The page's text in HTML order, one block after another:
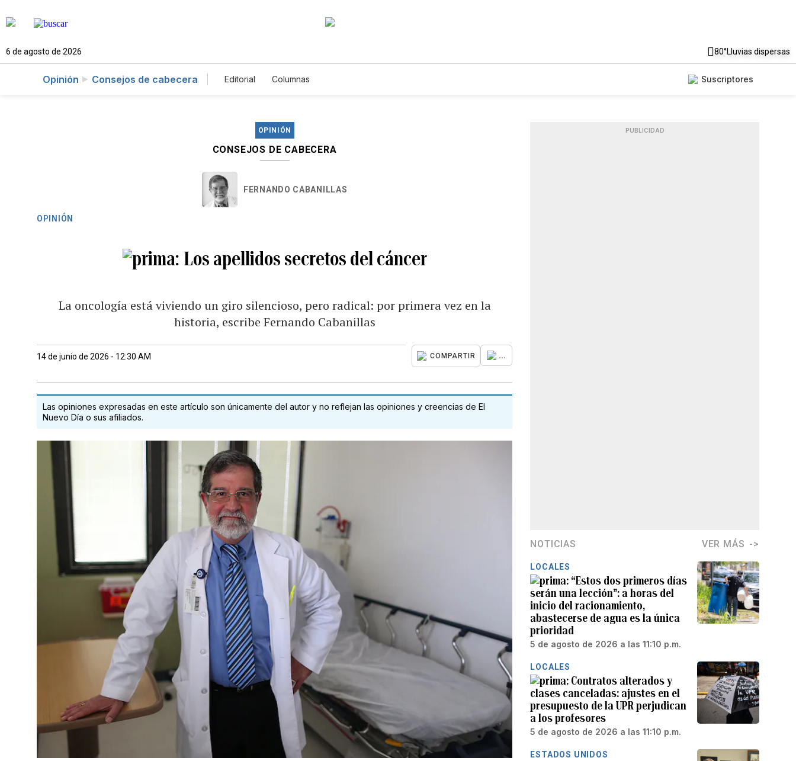
6 de agosto de 2026 80°Lluvias dispersas
Opinión Consejos de cabecera Editorial Columnas Suscriptores
OPINIÓN
CONSEJOS DE CABECERA
FERNANDO CABANILLAS
OPINIÓN
Los apellidos secretos del cáncer
La oncología está viviendo un giro silencioso, pero radical: por primera vez en la
historia, escribe Fernando Cabanillas
14 de junio de 2026 - 12:30 AM COMPARTIR ...
Las opiniones expresadas en este artículo son únicamente del autor y no reflejan las opiniones y creencias de El
Nuevo Día o sus afiliados.
PUBLICIDAD
NOTICIAS VER MÁS
LOCALES
“Estos dos primeros días
serán una lección”: a horas del
inicio del racionamiento,
abastecerse de agua es la única
prioridad
5 de agosto de 2026 a las 11:10 p.m.
LOCALES
Contratos alterados y
clases canceladas: ajustes en el
presupuesto de la UPR perjudican
a los profesores
5 de agosto de 2026 a las 11:10 p.m.
ESTADOS UNIDOS